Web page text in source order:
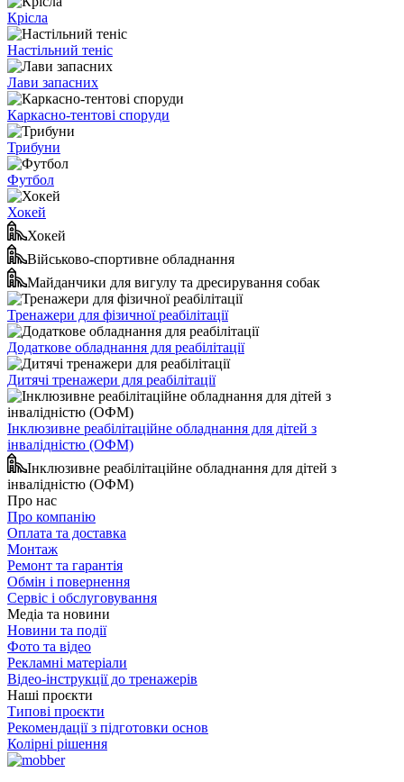
Крісла
Настільний теніс
Лави запасних
Каркасно-тентові споруди
Трибуни
Футбол
Хокей
Хокей
Військово-спортивне обладнання
Майданчики для вигулу та дресирування собак
Тренажери для фізичної реабілітації
Додаткове обладнання для реабілітації
Дитячі тренажери для реабілітації
Інклюзивне реабілітаційне обладнання для дітей з
інвалідністю (ОФМ)
Інклюзивне реабілітаційне обладнання для дітей з
інвалідністю (ОФМ)
Про нас
Про компанію
Оплата та доставка
Монтаж
Ремонт та гарантія
Обмін і повернення
Сервіс і обслуговування
Медіа та новини
Новини та події
Фото та відео
Рекламні матеріали
Відео-інструкції до тренажерів
Наші проєкти
Типові проєкти
Рекомендації з підготовки основ
Колірні рішення